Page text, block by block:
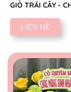
GIỎ TRÁI CÂY -
CHÂN THÀNH
LIÊN HỆ